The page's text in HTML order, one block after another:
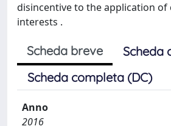
disincentive to the application
interests .
Scheda breve
Scheda
Scheda completa (DC)
Anno
2016